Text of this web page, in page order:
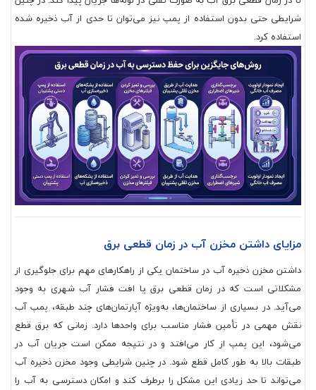
شرایطی حتی بدون استفاده از پمپ نیز می‌توان تا حدی از آب ذخیره شده
استفاده کرد.
مزایای داشتن مخزن آب در زمان قطعی برق
داشتن مخزن ذخیره آب در ساختمان یکی از راهکارهای مهم برای جلوگیری از
مشکلاتی است که در زمان قطعی برق یا افت فشار آب شهری به وجود
می‌آید. در بسیاری از ساختمان‌ها، به‌ویژه آپارتمان‌های چند طبقه، پمپ آب
نقش مهمی در تأمین فشار مناسب برای واحدها دارد. زمانی که برق قطع
می‌شود، این پمپ از کار می‌افتد و در نتیجه ممکن است جریان آب در
طبقات بالا به طور کامل قطع شود. در چنین شرایطی وجود مخزن ذخیره آب
می‌تواند تا حد زیادی این مشکل را برطرف کند و امکان دسترسی به آب را